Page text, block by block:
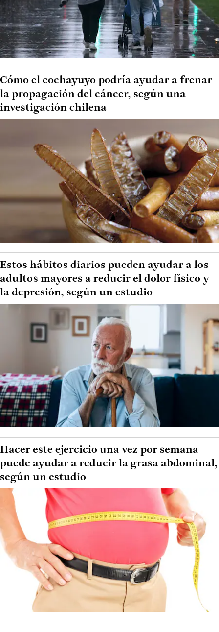
Cómo el cochayuyo podría ayudar a frenar
la propagación del cáncer, según una
investigación chilena
Estos hábitos diarios pueden ayudar a los
adultos mayores a reducir el dolor físico y
la depresión, según un estudio
Hacer este ejercicio una vez por semana
puede ayudar a reducir la grasa abdominal,
según un estudio